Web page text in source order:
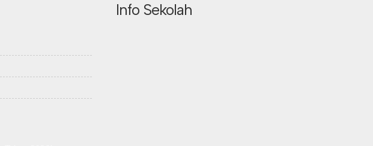
Info Sekolah